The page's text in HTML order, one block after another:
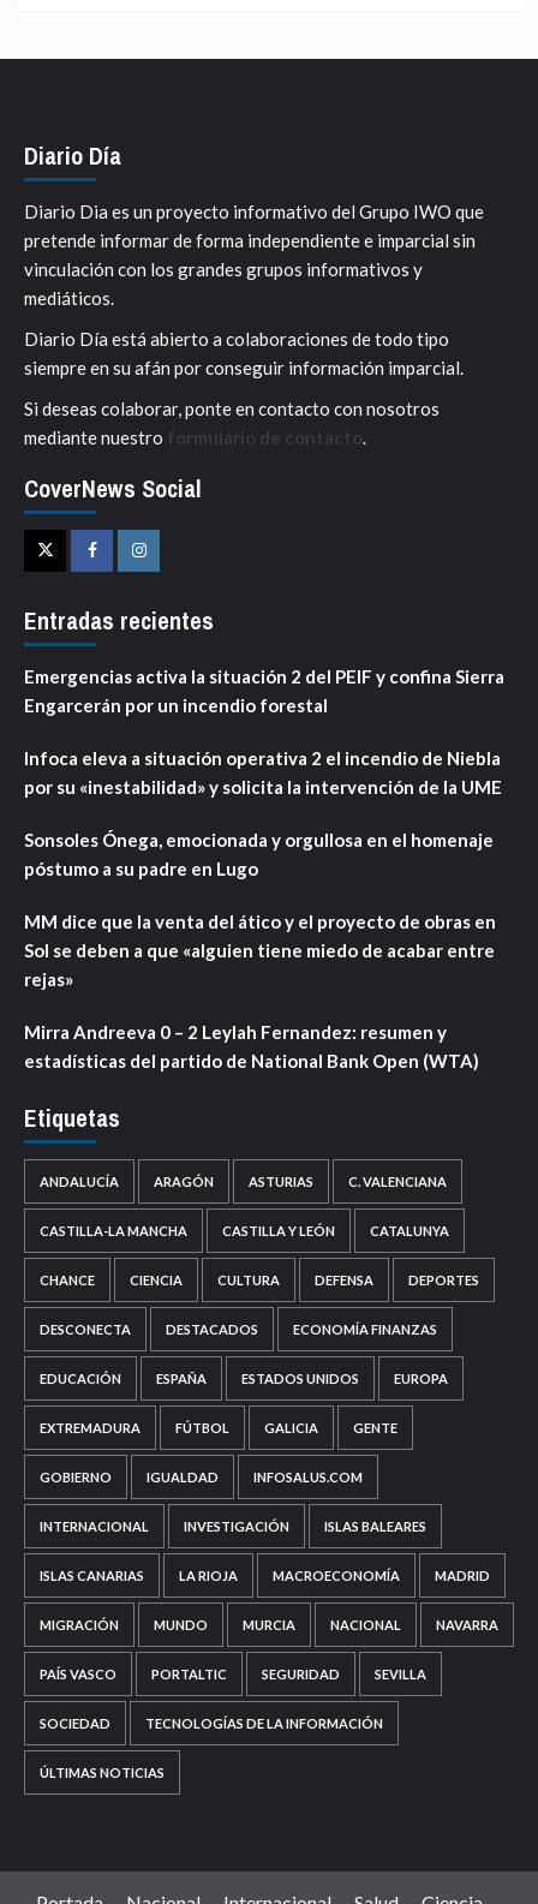
Diario Día
Diario Dia es un proyecto informativo del Grupo IWO que
pretende informar de forma independiente e imparcial sin
vinculación con los grandes grupos informativos y
mediáticos.
Diario Día está abierto a colaboraciones de todo tipo
siempre en su afán por conseguir información imparcial.
Si deseas colaborar, ponte en contacto con nosotros
mediante nuestro formulario de contacto.
CoverNews Social
TwitterFacebookInstagram
Entradas recientes
Emergencias activa la situación 2 del PEIF y confina Sierra
Engarcerán por un incendio forestal
Infoca eleva a situación operativa 2 el incendio de Niebla
por su «inestabilidad» y solicita la intervención de la UME
Sonsoles Ónega, emocionada y orgullosa en el homenaje
póstumo a su padre en Lugo
MM dice que la venta del ático y el proyecto de obras en
Sol se deben a que «alguien tiene miedo de acabar entre
rejas»
Mirra Andreeva 0 – 2 Leylah Fernandez: resumen y
estadísticas del partido de National Bank Open (WTA)
Etiquetas
ANDALUCÍA ARAGÓN ASTURIAS C. VALENCIANA
CASTILLA-LA MANCHA CASTILLA Y LEÓN CATALUNYA
CHANCE CIENCIA CULTURA DEFENSA DEPORTES
DESCONECTA DESTACADOS ECONOMÍA FINANZAS
EDUCACIÓN ESPAÑA ESTADOS UNIDOS EUROPA
EXTREMADURA FÚTBOL GALICIA GENTE
GOBIERNO IGUALDAD INFOSALUS.COM
INTERNACIONAL INVESTIGACIÓN ISLAS BALEARES
ISLAS CANARIAS LA RIOJA MACROECONOMÍA MADRID
MIGRACIÓN MUNDO MURCIA NACIONAL NAVARRA
PAÍS VASCO PORTALTIC SEGURIDAD SEVILLA
SOCIEDAD TECNOLOGÍAS DE LA INFORMACIÓN
ÚLTIMAS NOTICIAS